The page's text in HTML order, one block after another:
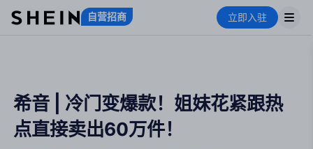
自营招商 立即入驻
希音 | 冷门变爆款！姐妹花紧跟热
点直接卖出60万件！